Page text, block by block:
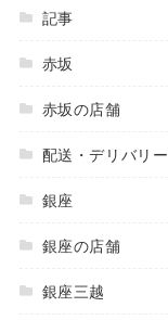
記事
赤坂
赤坂の店舗
配送・デリバリー
銀座
銀座の店舗
銀座三越